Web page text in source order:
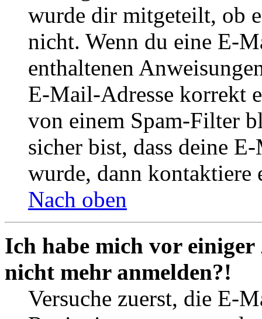
wurde dir mitgeteilt, ob
nicht. Wenn du eine E-
enthaltenen
E-Mail-Adresse korrekt
von einem Spam-Filter
sicher bist, dass deine
wurde, dann kontaktiere
Nach oben
Ich habe mich vor
nicht mehr anmelden?!
Versuche zuerst, die E-